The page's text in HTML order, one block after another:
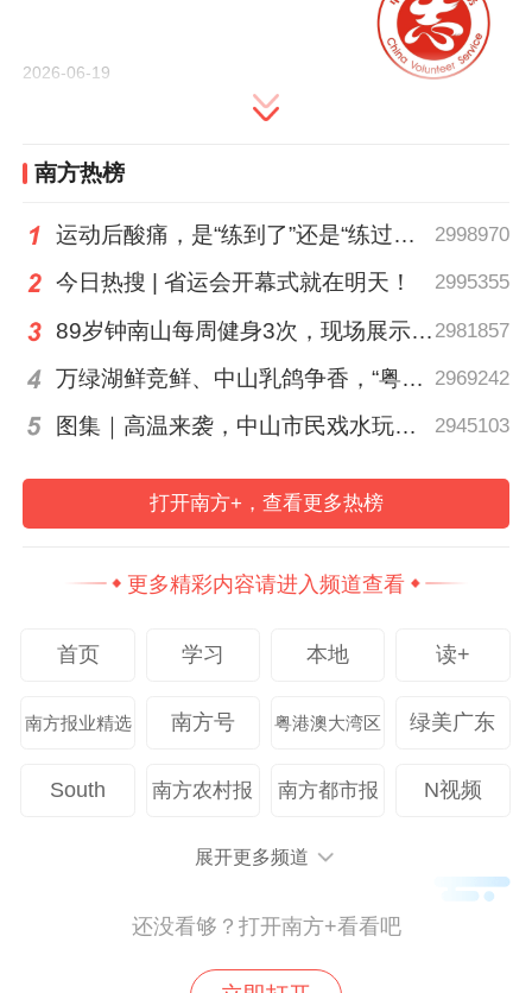
1.广东省民政厅：020-83185416
2.广州市民政局：020-83178691
3.深圳市民政局：0755-82641740
4.珠海市民政局：0756-2311012
5.汕头市民政局：0754-88561582
6.佛山市民政局：0757-83209385
8.河源市民政局：0762-3238891
9.梅州市民政局：0753-2283626
10.惠州市民政局：0752-2107699
2026-06-19
南方热榜
运动后酸痛，是“练到了”还是“练过了”？ 2998970
今日热搜 | 省运会开幕式就在明天！ 2995355
89岁钟南山每周健身3次，现场展示常用拉力器 2981857
万绿湖鲜竞鲜、中山乳鸽争香，“粤菜师傅”烹南粤百味、人间烟火 2969242
图集｜高温来袭，中山市民戏水玩泡沫消暑 2945103
打开南方+，查看更多热榜
更多精彩内容请进入频道查看
首页 学习 本地 读+
南方报业精选 南方号 粤港澳大湾区 绿美广东
South 南方农村报 南方都市报 N视频
展开更多频道
还没看够？打开南方+看看吧